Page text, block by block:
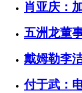
肖亚庆：
五洲龙董
戴姆勒李
付于武：